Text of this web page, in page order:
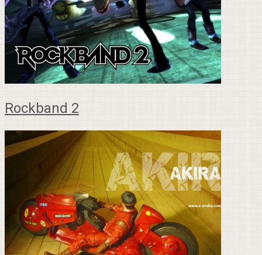
Rockband 2